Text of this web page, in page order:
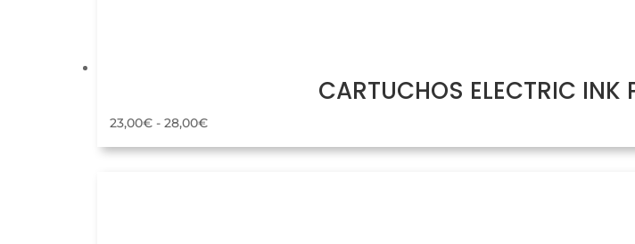
CARTUCHOS ELECTRIC
23,00€ - 28,00€Rango
de